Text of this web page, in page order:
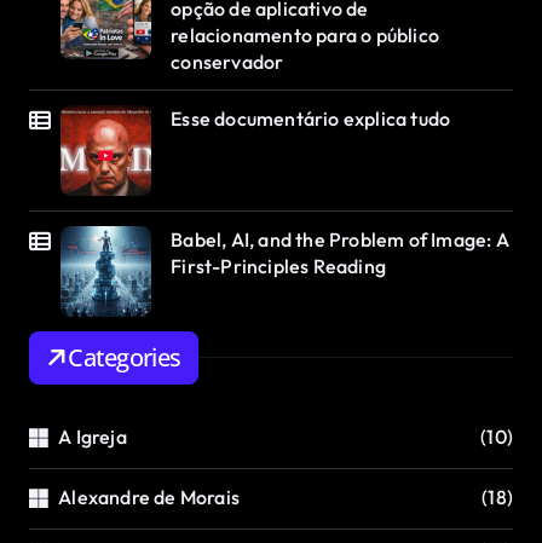
opção de aplicativo de
relacionamento para o público
conservador
Esse documentário explica tudo
Babel, AI, and the Problem of Image: A
First-Principles Reading
Categories
A Igreja (10)
Alexandre de Morais (18)